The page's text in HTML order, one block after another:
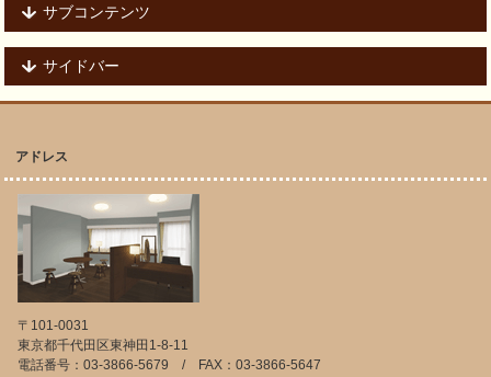
サブコンテンツ
サイドバー
アドレス
〒101-0031
東京都千代田区東神田1-8-11
電話番号：03-3866-5679 / FAX：03-3866-5647